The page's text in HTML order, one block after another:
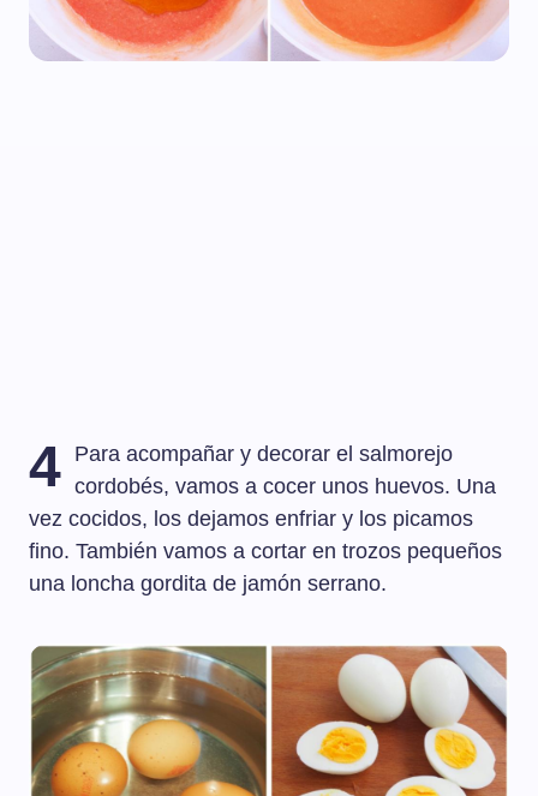
4 Para acompañar y decorar el salmorejo
cordobés, vamos a cocer unos huevos. Una
vez cocidos, los dejamos enfriar y los picamos
fino. También vamos a cortar en trozos pequeños
una loncha gordita de jamón serrano.